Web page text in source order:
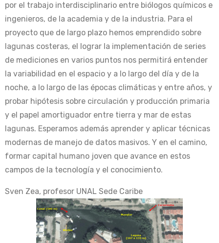
por el trabajo interdisciplinario entre biólogos químicos e
ingenieros, de la academia y de la industria. Para el
proyecto que de largo plazo hemos emprendido sobre
lagunas costeras, el lograr la implementación de series
de mediciones en varios puntos nos permitirá entender
la variabilidad en el espacio y a lo largo del día y de la
noche, a lo largo de las épocas climáticas y entre años, y
probar hipótesis sobre circulación y producción primaria
y el papel amortiguador entre tierra y mar de estas
lagunas. Esperamos además aprender y aplicar técnicas
modernas de manejo de datos masivos. Y en el camino,
formar capital humano joven que avance en estos
campos de la tecnología y el conocimiento.
Sven Zea, profesor UNAL Sede Caribe